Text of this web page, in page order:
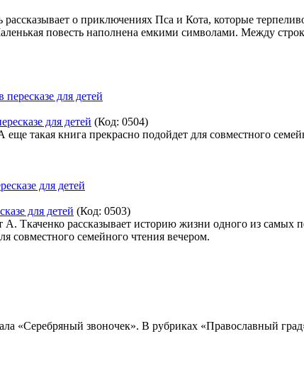
о приключениях Пса и Кота, которые
повесть наполнена емкими символами. Между
для детей (Код: 0504)
еще такая книга прекрасно подойдет для совместного
для детей (Код: 0503)
Ткаченко рассказывает историю жизни одного из самых
совместного семейного чтения вечером.
«Серебряный звоночек». В рубриках «Православный